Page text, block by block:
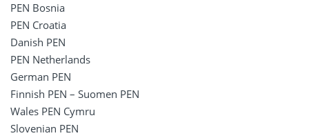
PEN Bosnia
PEN Croatia
Danish PEN
PEN Netherlands
German PEN
Finnish PEN – Suomen PEN
Wales PEN Cymru
Slovenian PEN